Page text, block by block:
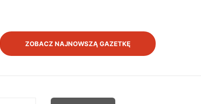
ZOBACZ NAJNOWSZĄ GAZETKĘ